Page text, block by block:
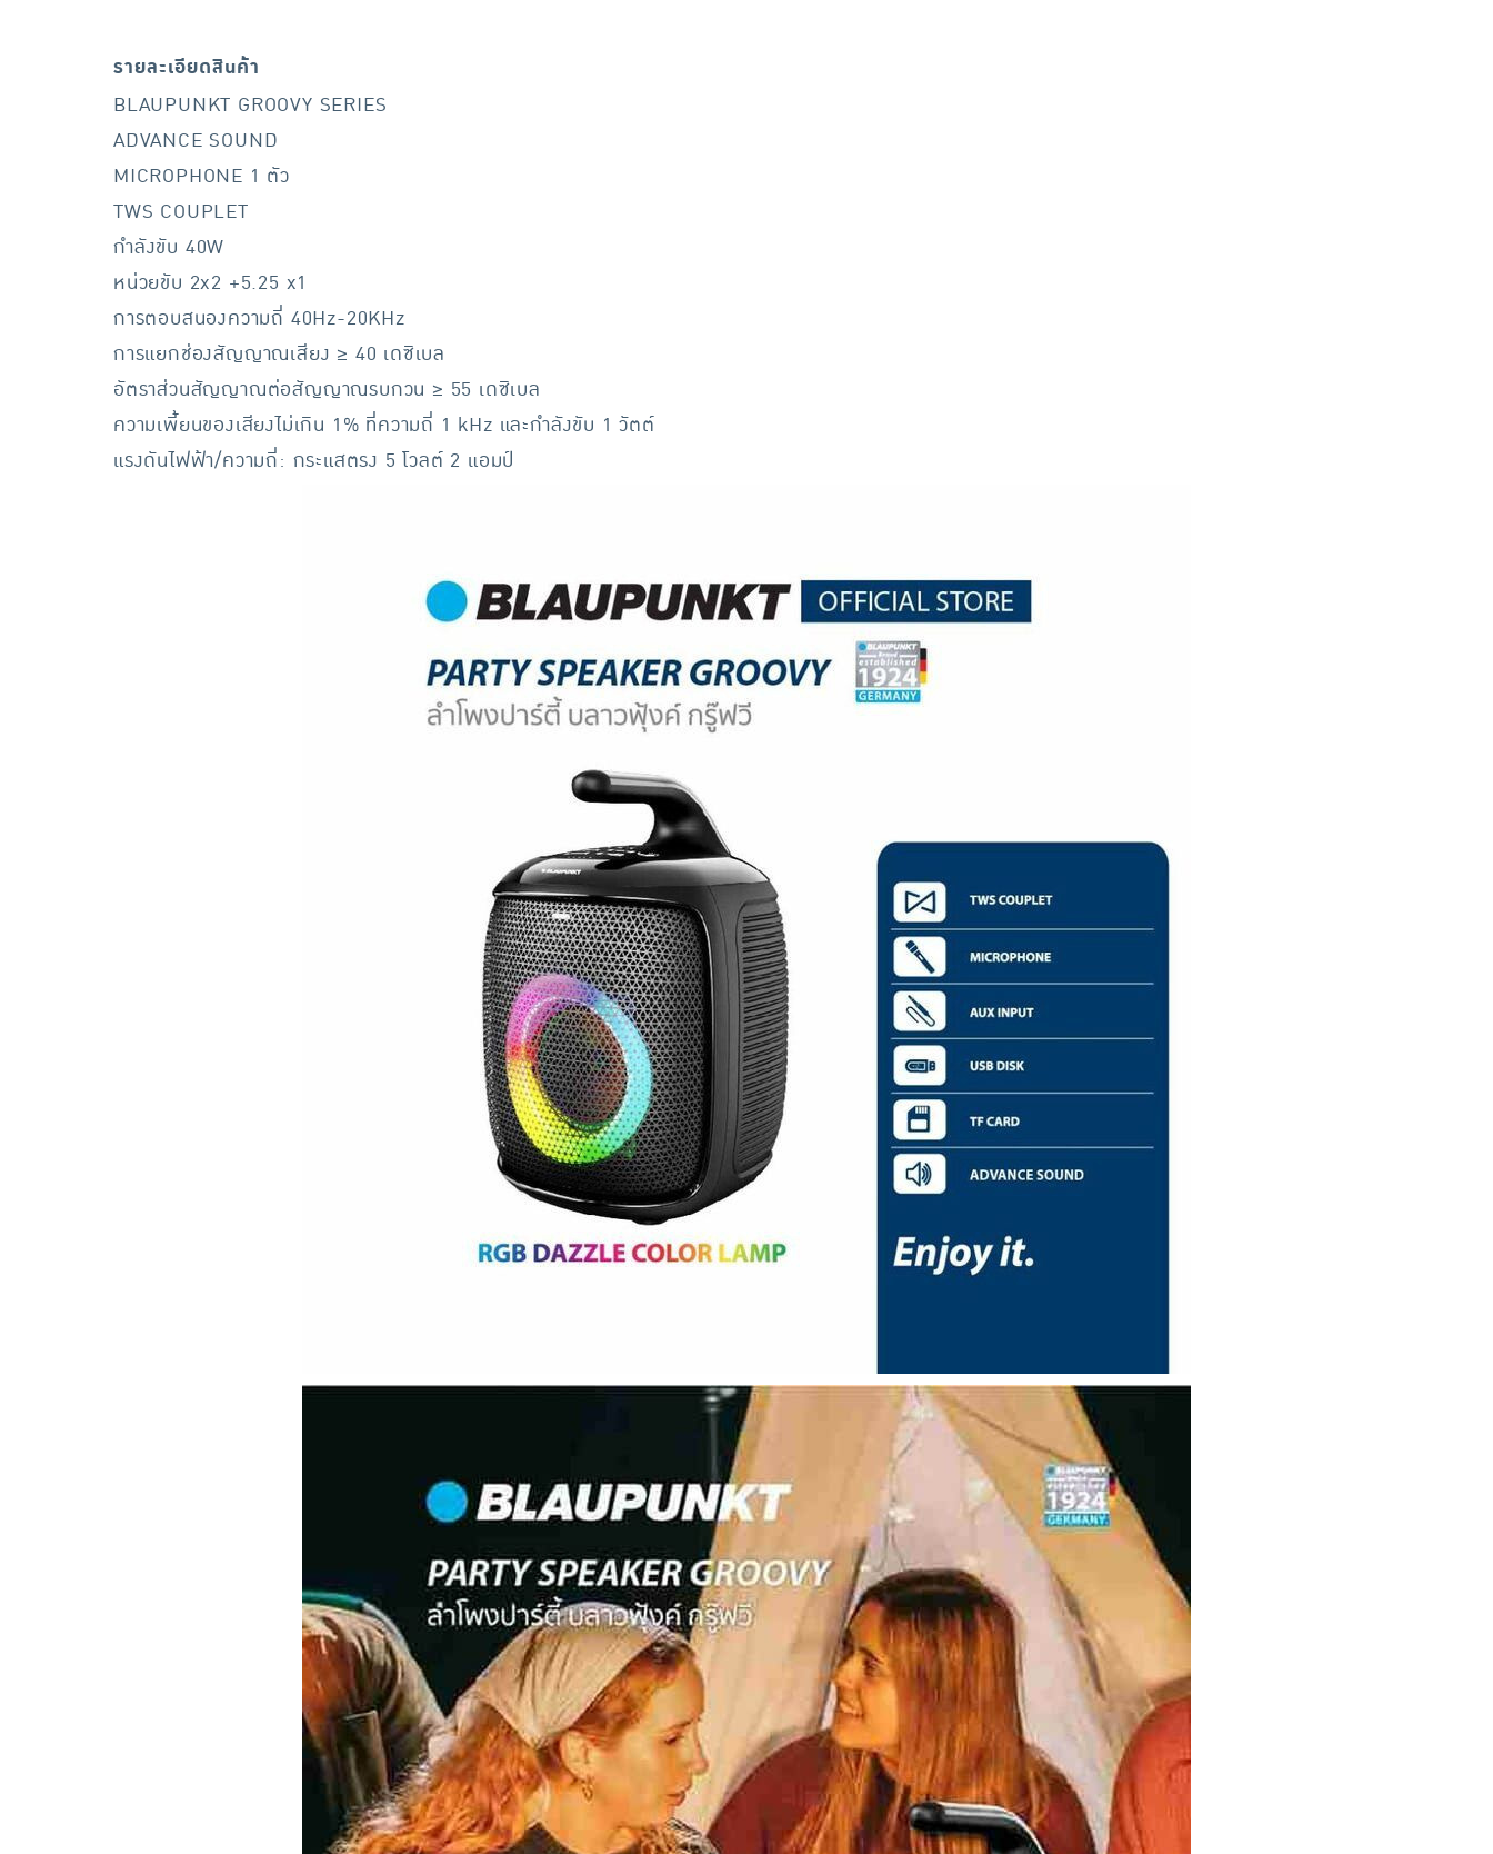
รายละเอียดสินค้า
BLAUPUNKT GROOVY SERIES
ADVANCE SOUND
MICROPHONE 1 ตัว
TWS COUPLET
กำลังขับ 40W
หน่วยขับ 2x2 +5.25 x1
การตอบสนองความถี่ 40Hz-20KHz
การแยกช่องสัญญาณเสียง ≥ 40 เดซิเบล
อัตราส่วนสัญญาณต่อสัญญาณรบกวน ≥ 55 เดซิเบล
ความเพี้ยนของเสียงไม่เกิน 1% ที่ความถี่ 1 kHz และกำลังขับ 1 วัตต์
แรงดันไฟฟ้า/ความถี่: กระแสตรง 5 โวลต์ 2 แอมป์